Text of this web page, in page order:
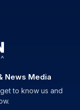
News Media
to know us and